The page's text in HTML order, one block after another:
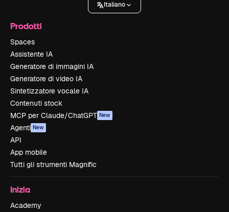
Italiano
Prodotti
Spaces
Assistente IA
Generatore di immagini IA
Generatore di video IA
Sintetizzatore vocale IA
Contenuti stock
MCP per Claude/ChatGPT New
Agenti New
API
App mobile
Tutti gli strumenti Magnific
Inizia
Academy